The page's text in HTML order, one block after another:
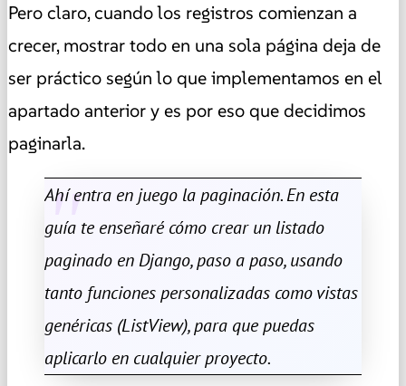
Pero claro, cuando los registros comienzan a
crecer, mostrar todo en una sola página deja de
ser práctico según lo que implementamos en el
apartado anterior y es por eso que decidimos
paginarla.
Ahí entra en juego la paginación. En esta
guía te enseñaré cómo crear un listado
paginado en Django, paso a paso, usando
tanto funciones personalizadas como vistas
genéricas (ListView), para que puedas
aplicarlo en cualquier proyecto.